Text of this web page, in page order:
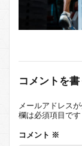
コメントを書
メールアドレス
欄は必須項目です
コメント ※